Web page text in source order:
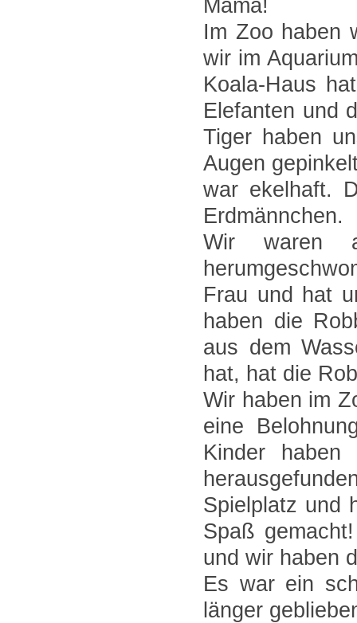
Im Zoo haben
wir im
Koala-Haus
Elefanten und
Tiger haben
Augen
war ekelhaft.
Erdmännchen.
Wir waren
Frau und hat
haben die
aus dem
hat, hat die
Wir haben im
eine
Kinder haben
Spielplatz und
Spaß
und wir haben
Es war ein
länger